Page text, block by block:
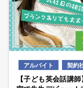
アルバイト 契約
【子ども英会話講